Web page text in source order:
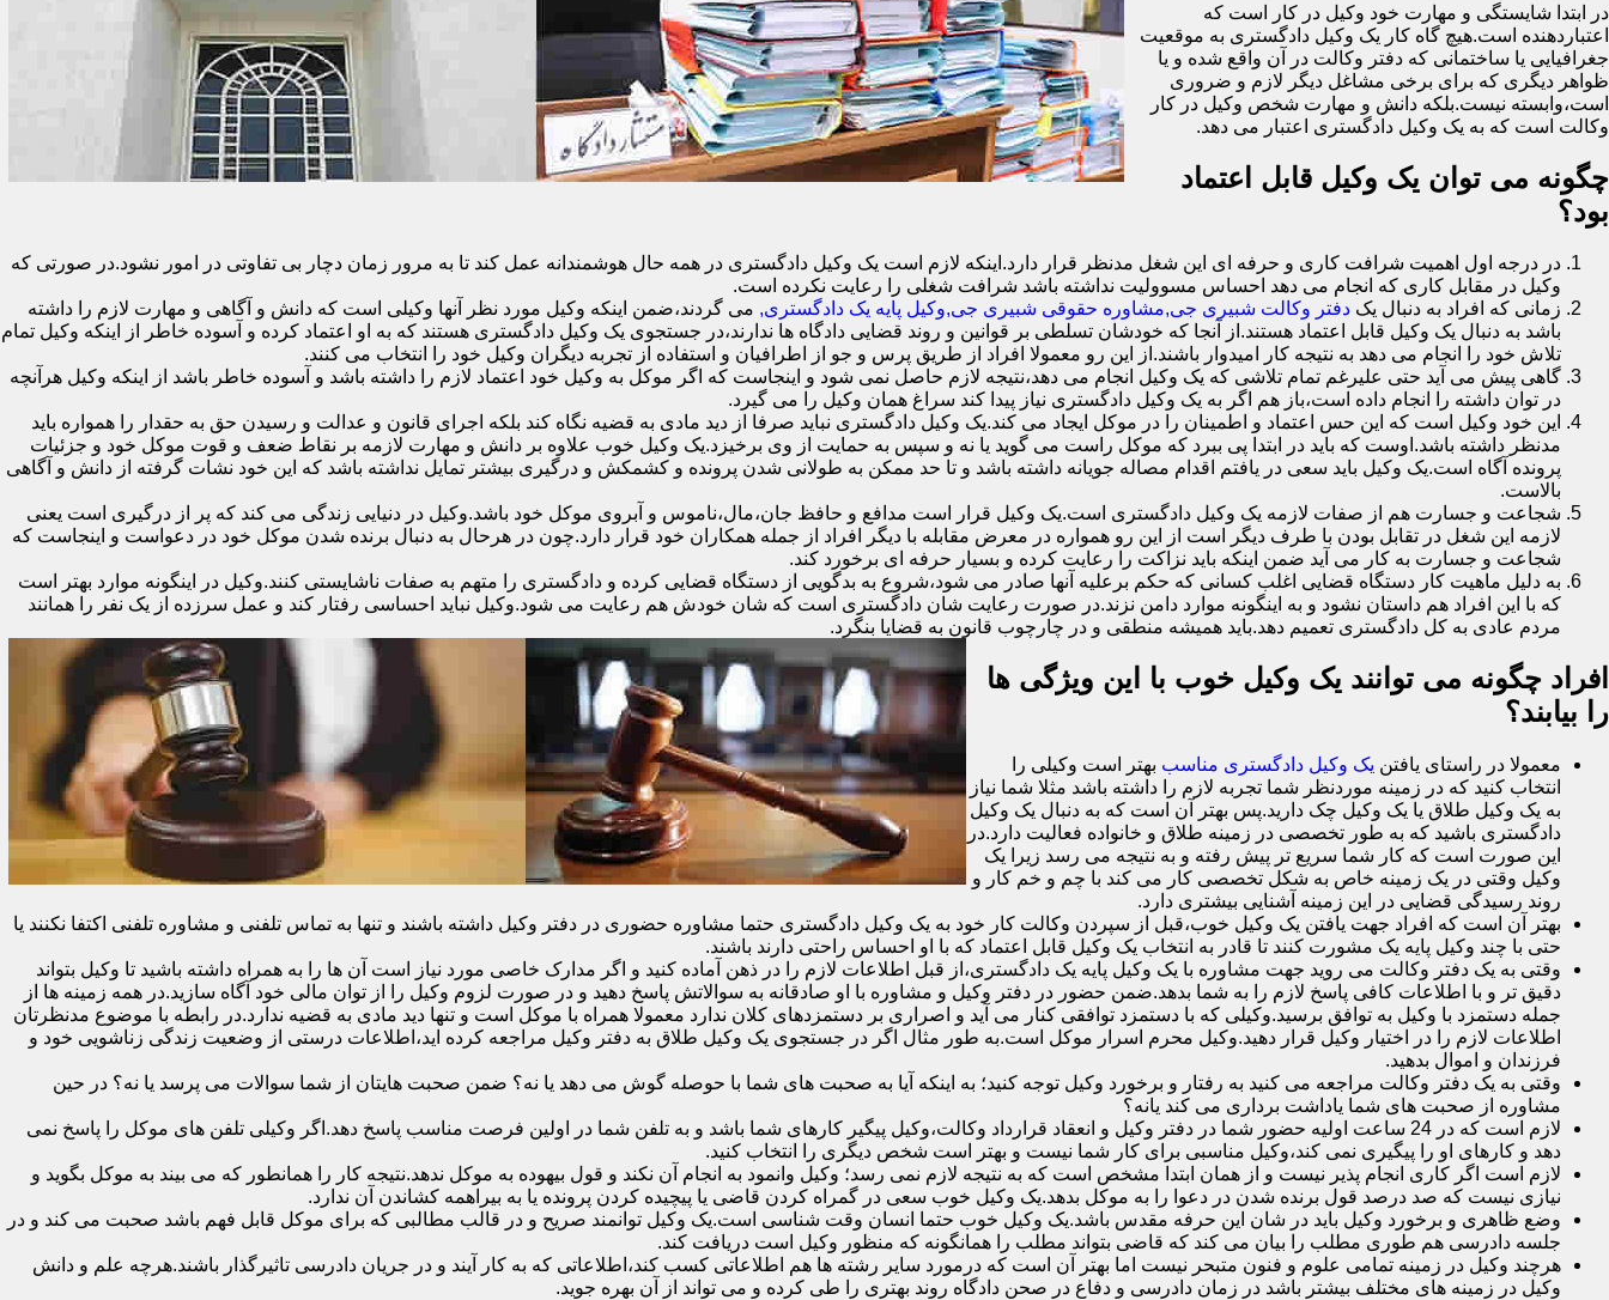
در ابتدا شایستگی و مهارت خود وکیل در کار است که
اعتباردهنده است.هیچ گاه کار یک وکیل دادگستری به موقعیت
جغرافیایی یا ساختمانی که دفتر وکالت در آن واقع شده و یا
ظواهر دیگری که برای برخی مشاغل دیگر لازم و ضروری
است،وابسته نیست.بلکه دانش و مهارت شخص وکیل در کار
وکالت است که به یک وکیل دادگستری اعتبار می دهد.
چگونه می توان یک وکیل قابل اعتماد
بود؟
در درجه اول اهمیت شرافت کاری و حرفه ای این شغل مدنظر قرار دارد.اینکه لازم است یک وکیل دادگستری در همه حال هوشمندانه عمل کند تا به مرور زمان دچار بی تفاوتی در امور نشود.در صورتی که
وکیل در مقابل کاری که انجام می دهد احساس مسوولیت نداشته باشد شرافت شغلی را رعایت نکرده است.
زمانی که افراد به دنبال یک دفتر وکالت شبیری جی,مشاوره حقوقی شبیری جی,وکیل پایه یک دادگستری, می گردند،ضمن اینکه وکیل مورد نظر آنها وکیلی است که دانش و آگاهی و مهارت لازم را داشته
باشد به دنبال یک وکیل قابل اعتماد هستند.از آنجا که خودشان تسلطی بر قوانین و روند قضایی دادگاه ها ندارند،در جستجوی یک وکیل دادگستری هستند که به او اعتماد کرده و آسوده خاطر از اینکه وکیل تمام
تلاش خود را انجام می دهد به نتیجه کار امیدوار باشند.از این رو معمولا افراد از طریق پرس و جو از اطرافیان و استفاده از تجربه دیگران وکیل خود را انتخاب می کنند.
گاهی پیش می آید حتی علیرغم تمام تلاشی که یک وکیل انجام می دهد،نتیجه لازم حاصل نمی شود و اینجاست که اگر موکل به وکیل خود اعتماد لازم را داشته باشد و آسوده خاطر باشد از اینکه وکیل هرآنچه
در توان داشته را انجام داده است،باز هم اگر به یک وکیل دادگستری نیاز پیدا کند سراغ همان وکیل را می گیرد.
این خود وکیل است که این حس اعتماد و اطمینان را در موکل ایجاد می کند.یک وکیل دادگستری نباید صرفا از دید مادی به قضیه نگاه کند بلکه اجرای قانون و عدالت و رسیدن حق به حقدار را همواره باید
مدنظر داشته باشد.اوست که باید در ابتدا پی ببرد که موکل راست می گوید یا نه و سپس به حمایت از وی برخیزد.یک وکیل خوب علاوه بر دانش و مهارت لازمه بر نقاط ضعف و قوت موکل خود و جزئیات
پرونده آگاه است.یک وکیل باید سعی در یافتم اقدام مصاله جویانه داشته باشد و تا حد ممکن به طولانی شدن پرونده و کشمکش و درگیری بیشتر تمایل نداشته باشد که این خود نشات گرفته از دانش و آگاهی
بالاست.
شجاعت و جسارت هم از صفات لازمه یک وکیل دادگستری است.یک وکیل قرار است مدافع و حافظ جان،مال،ناموس و آبروی موکل خود باشد.وکیل در دنیایی زندگی می کند که پر از درگیری است یعنی
لازمه این شغل در تقابل بودن با طرف دیگر است از این رو همواره در معرض مقابله با دیگر افراد از جمله همکاران خود قرار دارد.چون در هرحال به دنبال برنده شدن موکل خود در دعواست و اینجاست که
شجاعت و جسارت به کار می آید ضمن اینکه باید نزاکت را رعایت کرده و بسیار حرفه ای برخورد کند.
به دلیل ماهیت کار دستگاه قضایی اغلب کسانی که حکم برعلیه آنها صادر می شود،شروع به بدگویی از دستگاه قضایی کرده و دادگستری را متهم به صفات ناشایستی کنند.وکیل در اینگونه موارد بهتر است
که با این افراد هم داستان نشود و به اینگونه موارد دامن نزند.در صورت رعایت شان دادگستری است که شان خودش هم رعایت می شود.وکیل نباید احساسی رفتار کند و عمل سرزده از یک نفر را همانند
مردم عادی به کل دادگستری تعمیم دهد.باید همیشه منطقی و در چارچوب قانون به قضایا بنگرد.
افراد چگونه می توانند یک وکیل خوب با این ویژگی ها
را بیابند؟
معمولا در راستای یافتن یک وکیل دادگستری مناسب بهتر است وکیلی را
انتخاب کنید که در زمینه موردنظر شما تجربه لازم را داشته باشد مثلا شما نیاز
به یک وکیل طلاق یا یک وکیل چک دارید.پس بهتر آن است که به دنبال یک وکیل
دادگستری باشید که به طور تخصصی در زمینه طلاق و خانواده فعالیت دارد.در
این صورت است که کار شما سریع تر پیش رفته و به نتیجه می رسد زیرا یک
وکیل وقتی در یک زمینه خاص به شکل تخصصی کار می کند با چم و خم کار و
روند رسیدگی قضایی در این زمینه آشنایی بیشتری دارد.
بهتر آن است که افراد جهت یافتن یک وکیل خوب،قبل از سپردن وکالت کار خود به یک وکیل دادگستری حتما مشاوره حضوری در دفتر وکیل داشته باشند و تنها به تماس تلفنی و مشاوره تلفنی اکتفا نکنند یا
حتی با چند وکیل پایه یک مشورت کنند تا قادر به انتخاب یک وکیل قابل اعتماد که با او احساس راحتی دارند باشند.
وقتی به یک دفتر وکالت می روید جهت مشاوره با یک وکیل پایه یک دادگستری،از قبل اطلاعات لازم را در ذهن آماده کنید و اگر مدارک خاصی مورد نیاز است آن ها را به همراه داشته باشید تا وکیل بتواند
دقیق تر و با اطلاعات کافی پاسخ لازم را به شما بدهد.ضمن حضور در دفتر وکیل و مشاوره با او صادقانه به سوالاتش پاسخ دهید و در صورت لزوم وکیل را از توان مالی خود آگاه سازید.در همه زمینه ها از
جمله دستمزد با وکیل به توافق برسید.وکیلی که با دستمزد توافقی کنار می آید و اصراری بر دستمزدهای کلان ندارد معمولا همراه با موکل است و تنها دید مادی به قضیه ندارد.در رابطه با موضوع مدنظرتان
اطلاعات لازم را در اختیار وکیل قرار دهید.وکیل محرم اسرار موکل است.به طور مثال اگر در جستجوی یک وکیل طلاق به دفتر وکیل مراجعه کرده اید،اطلاعات درستی از وضعیت زندگی زناشویی خود و
فرزندان و اموال بدهید.
وقتی به یک دفتر وکالت مراجعه می کنید به رفتار و برخورد وکیل توجه کنید؛ به اینکه آیا به صحبت های شما با حوصله گوش می دهد یا نه؟ ضمن صحبت هایتان از شما سوالات می پرسد یا نه؟ در حین
مشاوره از صحبت های شما یاداشت برداری می کند یانه؟
لازم است که در 24 ساعت اولیه حضور شما در دفتر وکیل و انعقاد قرارداد وکالت،وکیل پیگیر کارهای شما باشد و به تلفن شما در اولین فرصت مناسب پاسخ دهد.اگر وکیلی تلفن های موکل را پاسخ نمی
دهد و کارهای او را پیگیری نمی کند،وکیل مناسبی برای کار شما نیست و بهتر است شخص دیگری را انتخاب کنید.
لازم است اگر کاری انجام پذیر نیست و از همان ابتدا مشخص است که به نتیجه لازم نمی رسد؛ وکیل وانمود به انجام آن نکند و قول بیهوده به موکل ندهد.نتیجه کار را همانطور که می بیند به موکل بگوید و
نیازی نیست که صد درصد قول برنده شدن در دعوا را به موکل بدهد.یک وکیل خوب سعی در گمراه کردن قاضی یا پیچیده کردن پرونده یا به بیراهمه کشاندن آن ندارد.
وضع ظاهری و برخورد وکیل باید در شان این حرفه مقدس باشد.یک وکیل خوب حتما انسان وقت شناسی است.یک وکیل توانمند صریح و در قالب مطالبی که برای موکل قابل فهم باشد صحبت می کند و در
جلسه دادرسی هم طوری مطلب را بیان می کند که قاضی بتواند مطلب را همانگونه که منظور وکیل است دریافت کند.
هرچند وکیل در زمینه تمامی علوم و فنون متبحر نیست اما بهتر آن است که درمورد سایر رشته ها هم اطلاعاتی کسب کند،اطلاعاتی که به کار آیند و در جریان دادرسی تاثیرگذار باشند.هرچه علم و دانش
وکیل در زمینه های مختلف بیشتر باشد در زمان دادرسی و دفاع در صحن دادگاه روند بهتری را طی کرده و می تواند از آن بهره جوید.